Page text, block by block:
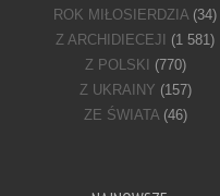
ROK MIŁOSIERDZIA(34)
Z ARCHIDIECEJI
(1 581)
Z POLSKI
(770)
Z UKRAINY (157)
ZE ŚWIATA(46)